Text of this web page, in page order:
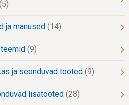
5
ja manused 14
9
ja seonduvad tooted 9
lisatooted 28